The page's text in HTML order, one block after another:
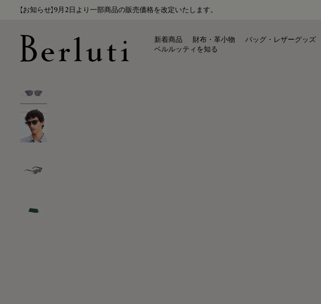
【お知らせ】9月2日より一部商品の販売価格を改定いたします。
新着商品 財布・革小物 バッグ・レザーグッズ
ベルルッティを知る